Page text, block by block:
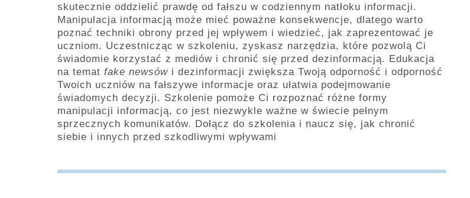
skutecznie oddzielić prawdę od fałszu w codziennym natłoku informacji.
Manipulacja informacją może mieć poważne konsekwencje, dlatego warto
poznać techniki obrony przed jej wpływem i wiedzieć, jak zaprezentować je
uczniom. Uczestnicząc w szkoleniu, zyskasz narzędzia, które pozwolą Ci
świadomie korzystać z mediów i chronić się przed dezinformacją. Edukacja
na temat fake newsów i dezinformacji zwiększa Twoją odporność i odporność
Twoich uczniów na fałszywe informacje oraz ułatwia podejmowanie
świadomych decyzji. Szkolenie pomoże Ci rozpoznać różne formy
manipulacji informacją, co jest niezwykle ważne w świecie pełnym
sprzecznych komunikatów. Dołącz do szkolenia i naucz się, jak chronić
siebie i innych przed szkodliwymi wpływami